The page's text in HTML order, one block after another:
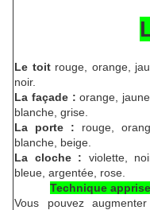
Le toitrouge, orange,
noir.
La façade : orange,
blanche, grise.
La porte : rouge,
blanche, beige.
La cloche : violette,
bleue, argentée, rose.
Technique
Vous pouvez